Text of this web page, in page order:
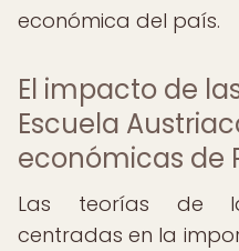
económica del país.
El impacto de
Escuela
económicas de
Las teorías de
centradas en la